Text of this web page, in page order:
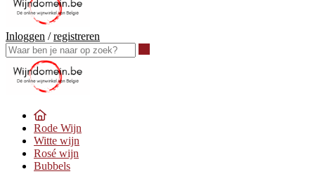
Inloggen /registreren
Rode Wijn
Witte wijn
Rosé wijn
Bubbels